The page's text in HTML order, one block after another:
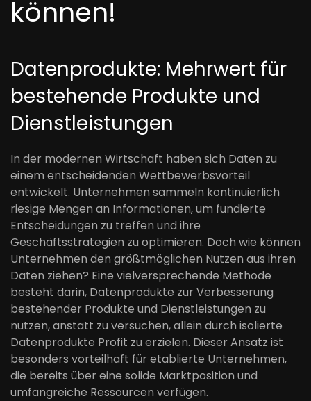
können!
Datenprodukte: Mehrwert für
bestehende Produkte und
Dienstleistungen
In der modernen Wirtschaft haben sich Daten zu
einem entscheidenden Wettbewerbsvorteil
entwickelt. Unternehmen sammeln kontinuierlich
riesige Mengen an Informationen, um fundierte
Entscheidungen zu treffen und ihre
Geschäftsstrategien zu optimieren. Doch wie können
Unternehmen den größtmöglichen Nutzen aus ihren
Daten ziehen? Eine vielversprechende Methode
besteht darin, Datenprodukte zur Verbesserung
bestehender Produkte und Dienstleistungen zu
nutzen, anstatt zu versuchen, allein durch isolierte
Datenprodukte Profit zu erzielen. Dieser Ansatz ist
besonders vorteilhaft für etablierte Unternehmen,
die bereits über eine solide Marktposition und
umfangreiche Ressourcen verfügen.